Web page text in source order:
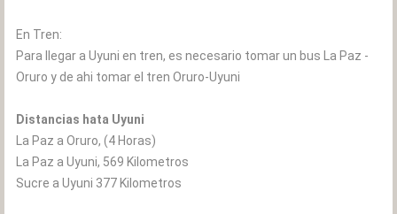
En Tren:
Para llegar a Uyuni en tren, es necesario tomar un bus La Paz -
Oruro y de ahi tomar el tren Oruro-Uyuni
Distancias hata Uyuni
La Paz a Oruro, (4 Horas)
La Paz a Uyuni, 569 Kilometros
Sucre a Uyuni 377 Kilometros